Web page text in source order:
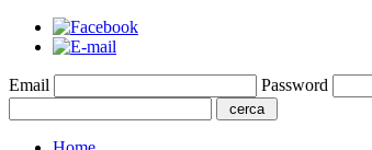
Email Password